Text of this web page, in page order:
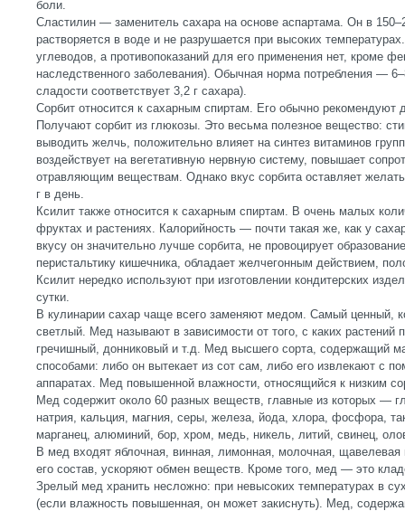
боли.
Сластилин — заменитель сахара на основе аспартама. Он в
растворяется в воде и не разрушается при высоких
углеводов, а противопоказаний для его применения нет, кроме
наследственного заболевания). Обычная норма потребления —
сладости соответствует 3,2 г сахара).
Сорбит относится к сахарным спиртам. Его обычно
Получают сорбит из глюкозы. Это весьма полезное вещество:
выводить желчь, положительно влияет на синтез витаминов
воздействует на вегетативную нервную систему, повышает
отравляющим веществам. Однако вкус сорбита оставляет
г в день.
Ксилит также относится к сахарным спиртам. В очень малых
фруктах и растениях. Калорийность — почти такая же, как у
вкусу он значительно лучше сорбита, не провоцирует
перистальтику кишечника, обладает желчегонным действием,
Ксилит нередко используют при изготовлении кондитерских
сутки.
В кулинарии сахар чаще всего заменяют медом. Самый ценный,
светлый. Мед называют в зависимости от того, с каких растений
гречишный, донниковый и т.д. Мед высшего сорта, содержащий
способами: либо он вытекает из сот сам, либо его извлекают с
аппаратах. Мед повышенной влажности, относящийся к низким
Мед содержит около 60 разных веществ, главные из которых —
натрия, кальция, магния, серы, железа, йода, хлора, фосфора,
марганец, алюминий, бор, хром, медь, никель, литий, свинец,
В мед входят яблочная, винная, лимонная, молочная,
его состав, ускоряют обмен веществ. Кроме того, мед — это
Зрелый мед хранить несложно: при невысоких температурах в
(если влажность повышенная, он может закиснуть). Мед,